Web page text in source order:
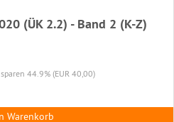
(ÜK 2.2) - Band 2 (K-Z)
sparen 44.9% (EUR 40,00)
Warenkorb